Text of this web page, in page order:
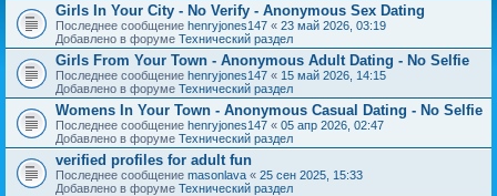
Girls In Your City - No Verify - Anonymous Sex Dating
Последнее сообщение henryjones147 « 23 май 2026, 03:19
Добавлено в форуме Технический раздел
Girls From Your Town - Anonymous Adult Dating - No Selfie
Последнее сообщение henryjones147 « 15 май 2026, 14:15
Добавлено в форуме Технический раздел
Womens In Your Town - Anonymous Casual Dating - No Selfie
Последнее сообщение henryjones147 « 05 апр 2026, 02:47
Добавлено в форуме Технический раздел
verified profiles for adult fun
Последнее сообщение masonlava « 25 сен 2025, 15:33
Добавлено в форуме Технический раздел